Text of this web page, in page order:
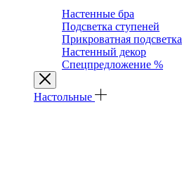
Настенные бра
Подсветка ступеней
Прикроватная подсветка
Настенный декор
Спецпредложение %
Настольные